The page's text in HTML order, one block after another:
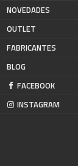
NOVEDADES
OUTLET
FABRICANTES
BLOG
FACEBOOK
INSTAGRAM